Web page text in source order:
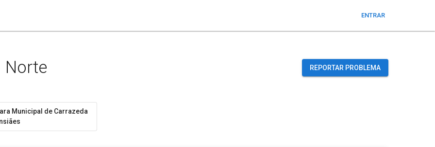
ENTRAR
Norte REPORTAR PROBLEMA
Municipal de Carrazeda